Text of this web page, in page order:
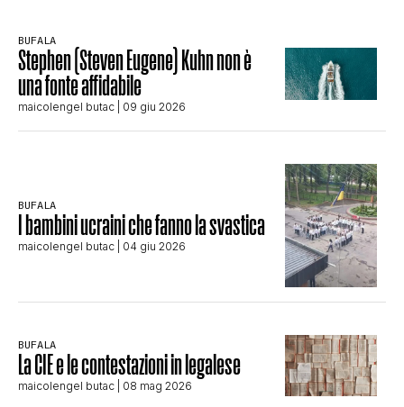
BUFALA
Stephen (Steven Eugene) Kuhn non è
una fonte affidabile
maicolengel butac | 09 giu 2026
BUFALA
I bambini ucraini che fanno la svastica
maicolengel butac | 04 giu 2026
BUFALA
La CIE e le contestazioni in legalese
maicolengel butac | 08 mag 2026